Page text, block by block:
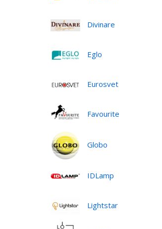
Divinare
Eglo
Eurosvet
Favourite
Globo
IDLamp
Lightstar